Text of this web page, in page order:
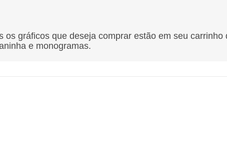
os gráficos que deseja comprar estão em seu carrinho
e monogramas.